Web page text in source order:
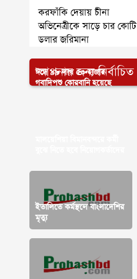
করফাঁকি দেয়ায় চীনা
অভিনেত্রীকে সাড়ে চার কোটি
ডলার জরিমানা
আপনার জন্য নির্বাচিত
ঈদে ৯৯ লাখ ৫০ হাজার
গবাদিপশু কোরবানি হয়েছে
ইতালিতে কর্মস্থলে বাংলাদেশির
মৃত্যু